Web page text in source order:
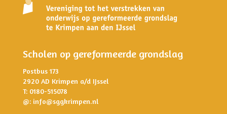
Scholen op gereformeerde grondslag
Postbus 173
2920 AD Krimpen a/d IJssel
T: 0180-515078
@: info@sggkrimpen.nl